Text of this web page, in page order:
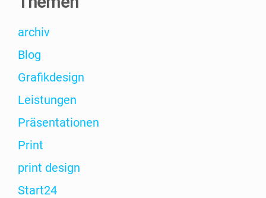
archiv
Blog
Gra­fik­de­sign
Leis­tun­gen
Prä­sen­ta­tio­nen
Print
print design
Start24